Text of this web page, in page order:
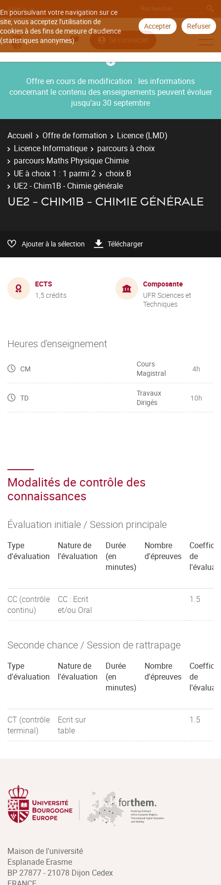
En poursuivant votre navigation sur ce
site, vous acceptez l'utilisation de
cookies à des fins de mesure d'audience
(statistiques anonymes).
Accepter Refuser
Aller à
Se connecter
Offre en cours de modification : les informations
concernant le contenu des enseignements peuvent évoluer
jusqu’au 30 septembre
Accueil Offre de formation
Licence (LMD)
Licence Informatique
parcours à choix
parcours Maths Physique Chimie
UE à choix 1 : 1 parmi 2
choix B
UE2 - Chim1B - Chimie générale
UE2 - CHIM1B - CHIMIE GÉNÉRALE
Ajouter à la sélection Télécharger
ECTS
1,5 crédits
Composante
UFR Sciences et
Techniques
Heures d'enseignement
CM
Cours
Magistral
4h
TD
Travaux
Dirigés
10h
Modalités de contrôle des
connaissances
Évaluation initiale / Session principale
Type
d'évaluation
Nature de
l'évaluation
Durée
(en
minutes)
Nombre
d'épreuves
de
CC (contrôle
continu)
CC : Ecrit
et/ou Oral
1.5
Seconde chance / Session de rattrapage
Type
d'évaluation
Nature de
l'évaluation
Durée
(en
minutes)
Nombre
d'épreuves
de
CT (contrôle
terminal)
Ecrit sur
table
1.5
Maison de l'université
Esplanade Erasme
BP 27877 - 21078 Dijon Cedex